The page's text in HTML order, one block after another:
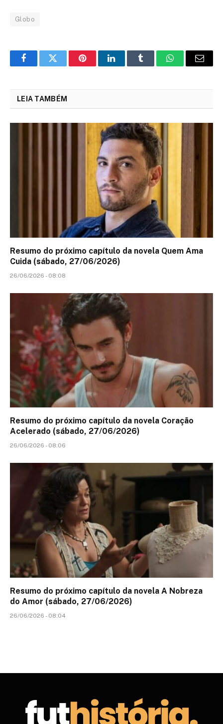
Globo
FacebookTwitter PinterestLinkedInTumblr WhatsAppEmail
LEIA TAMBÉM
Resumo do próximo capítulo da novela Quem Ama
Cuida (sábado, 27/06/2026)
26/06/2026 - 08:08
Resumo do próximo capítulo da novela Coração
Acelerado (sábado, 27/06/2026)
26/06/2026 - 08:06
Resumo do próximo capítulo da novela A Nobreza
do Amor (sábado, 27/06/2026)
26/06/2026 - 08:04